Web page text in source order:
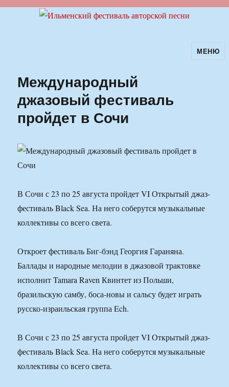
Ильменский фестиваль авторскойМЕНЮ
Международный
джазовый фестиваль
пройдет в Сочи
В Сочи с 23 по 25 августа пройдет VI Открытый джаз-
фестиваль Black Sea. На него соберутся музыкальные
коллективы со всего света.
Откроет фестиваль Биг-бэнд Георгия Гараняна.
Баллады и народные мелодии в джазовой трактовке
исполнит Tamara Raven Квинтет из Польши,
бразильскую самбу, боса-новы и сальсу будет играть
русско-израильская группа Ech.
В Сочи с 23 по 25 августа пройдет VI Открытый джаз-
фестиваль Black Sea. На него соберутся музыкальные
коллективы со всего света.